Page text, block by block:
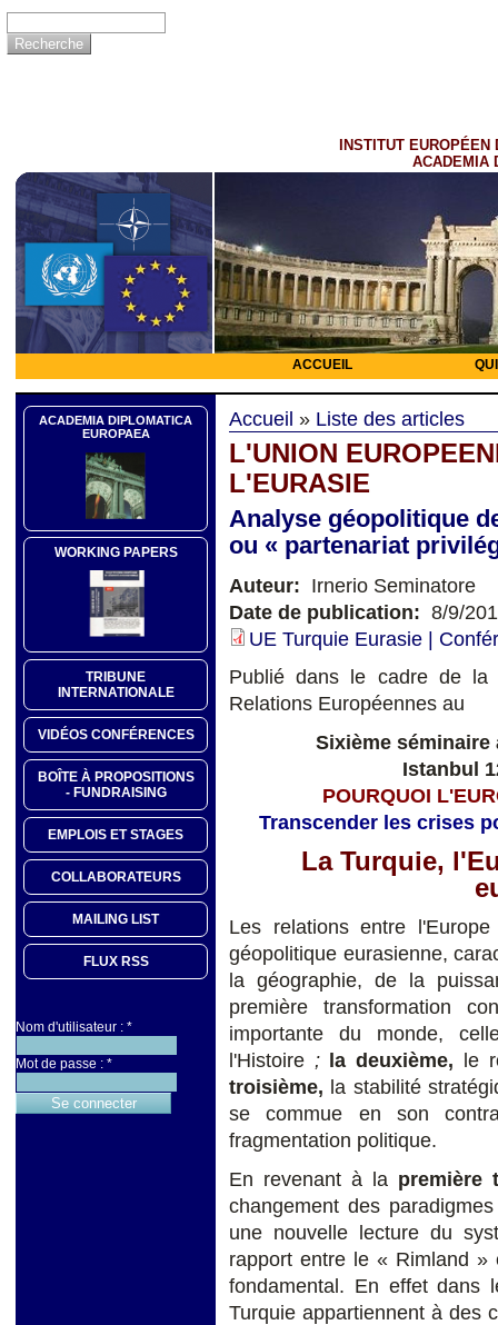
INSTITUT EUROPÉEN
ACADEMIA
ACCUEIL
ACADEMIA DIPLOMATICA
EUROPAEA
WORKING PAPERS
TRIBUNE
INTERNATIONALE
VIDÉOS CONFÉRENCES
BOÎTE À PROPOSITIONS
- FUNDRAISING
EMPLOIS ET STAGES
COLLABORATEURS
MAILING LIST
FLUX RSS
Nom d'utilisateur : *
Mot de passe : *
Accueil » Liste des articles
L'UNION
L'EURASIE
Analyse géopolitique
ou « partenariat
Auteur: Irnerio Seminatore
Date de publication: 8/9/
UE Turquie Eurasie |
Publié dans le cadre de la
Relations Européennes au
Sixième
Istanbul
POURQUOI
Transcender les crises
La Turquie,
Les relations entre
géopolitique eurasienne,
la géographie, de la
première transformation
importante du monde,
l'Histoire ; la deuxième, le
troisième, la stabilité
se commue en son
fragmentation politique.
En revenant à la première
changement des
une nouvelle lecture du
rapport entre le « Rimland
fondamental. En effet dans
Turquie appartiennent à des